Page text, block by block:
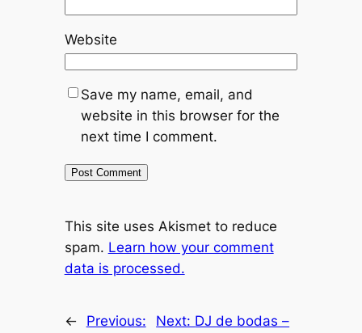
Website
Save my name, email, and
website in this browser for the
next time I comment.
This site uses Akismet to reduce
spam. Learn how your comment
data is processed.
←
Previous:
Next: DJ de bodas –